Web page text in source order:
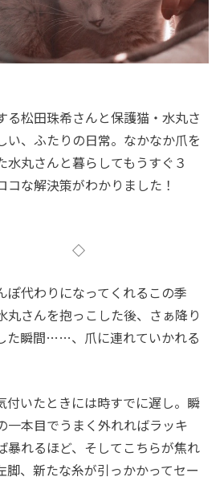
松田珠希さんと保護猫・水丸さ
い、ふたりの日常。なかなか爪を
水丸さんと暮らしてもうすぐ３
な解決策がわかりました！
代わりになってくれるこの季
丸さんを抱っこした後、さぁ降り
た瞬間……、爪に連れていかれる
いたときには時すでに遅し。瞬
一本目でうまく外れればラッキ
暴れるほど、そしてこちらが焦れ
脚、新たな糸が引っかかってセー